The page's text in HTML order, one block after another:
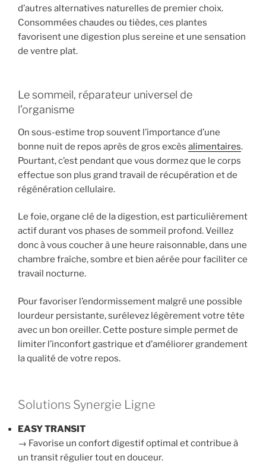
d’autres alternatives naturelles de premier choix.
Consommées chaudes ou tièdes, ces plantes
favorisent une digestion plus sereine et une sensation
de ventre plat.
Le sommeil, réparateur universel de
l’organisme
On sous-estime trop souvent l’importance d’une
bonne nuit de repos après de gros excès alimentaires.
Pourtant, c’est pendant que vous dormez que le corps
effectue son plus grand travail de récupération et de
régénération cellulaire.
Le foie, organe clé de la digestion, est particulièrement
actif durant vos phases de sommeil profond. Veillez
donc à vous coucher à une heure raisonnable, dans une
chambre fraîche, sombre et bien aérée pour faciliter ce
travail nocturne.
Pour favoriser l’endormissement malgré une possible
lourdeur persistante, surélevez légèrement votre tête
avec un bon oreiller. Cette posture simple permet de
limiter l’inconfort gastrique et d’améliorer grandement
la qualité de votre repos.
Solutions Synergie Ligne
EASY TRANSIT
→ Favorise un confort digestif optimal et contribue à
un transit régulier tout en douceur.